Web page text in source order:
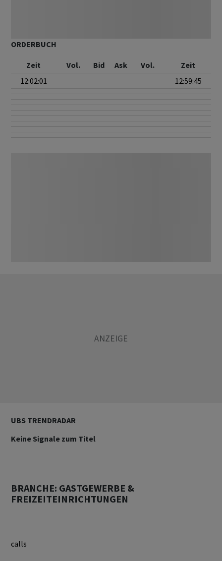
ORDERBUCH
Zeit Vol. Bid Ask Vol.
Zeit
12:02:01
12:59:45
UBS TRENDRADAR
Keine Signale zum Titel
BRANCHE: GASTGEWERBE &
FREIZEITEINRICHTUNGEN
calls